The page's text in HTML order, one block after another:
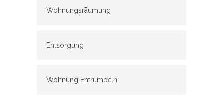
Wohnungsräumung
Entsorgung
Wohnung Entrümpeln